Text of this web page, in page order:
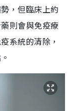
，但臨床上約
則會與免疫療
系統的清除，